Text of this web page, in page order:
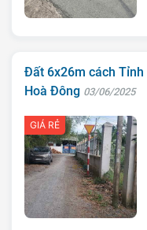
Đất 6x26m cách Tỉnh
Hoà Đông 03/06/2025
GIÁ RẺ